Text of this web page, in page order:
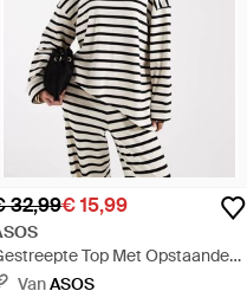
32,99€ 15,99
Top Met Opstaande
Lange Mouwen En
VanASOS